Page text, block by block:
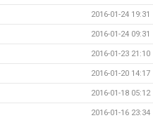
2016-01-24 19:31
2016-01-24 09:31
2016-01-23 21:10
2016-01-20 14:17
2016-01-18 05:12
2016-01-16 23:34